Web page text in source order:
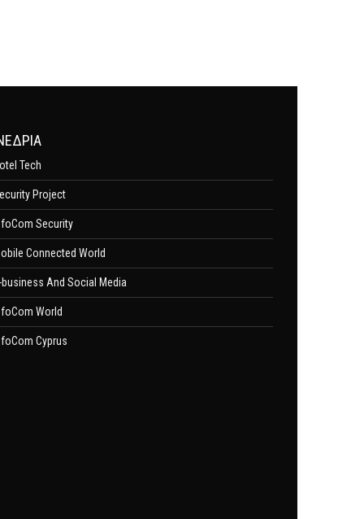
Tech
Project
Security
Connected World
business And Social Media
World
Cyprus